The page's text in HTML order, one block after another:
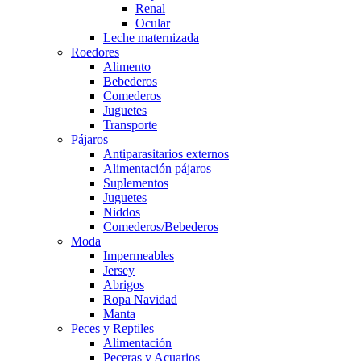
Renal
Ocular
Leche maternizada
Roedores
Alimento
Bebederos
Comederos
Juguetes
Transporte
Pájaros
Antiparasitarios externos
Alimentación pájaros
Suplementos
Juguetes
Niddos
Comederos/Bebederos
Moda
Impermeables
Jersey
Abrigos
Ropa Navidad
Manta
Peces y Reptiles
Alimentación
Peceras y Acuarios